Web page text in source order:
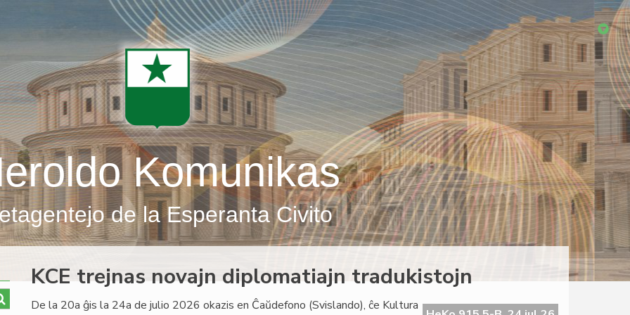
Komunikas
de la Esperanta Civito
KCE trejnas novajn diplomatiajn tradukistojn
De la 20a ĝis la 24a de julio 2026 okazis en Ĉaŭdefono (Svislando), ĉe Kultura